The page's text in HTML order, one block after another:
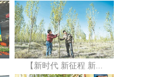
【新时代 新征程 新...